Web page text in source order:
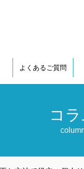
よくあるご質問
コラ